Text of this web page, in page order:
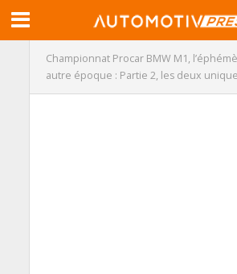
Championnat Procar BMW M1,
autre époque : Partie 2, les deux